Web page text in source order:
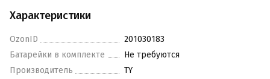
Характеристики
OzonID
201030183
Батарейки в комплекте
Не требуются
Производитель
TY